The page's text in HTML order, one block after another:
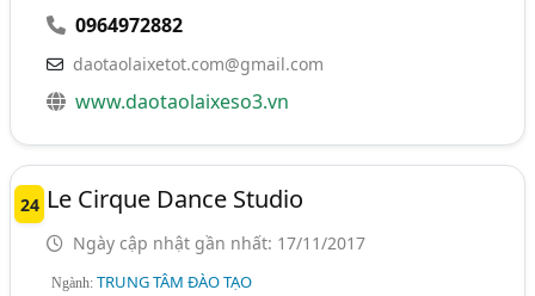
0964972882
daotaolaixetot.com@gmail.com
www.daotaolaixeso3.vn
24 Le Cirque Dance Studio
Ngày cập nhật gần nhất: 17/11/2017
Ngành:TRUNG TÂM ĐÀO TẠO